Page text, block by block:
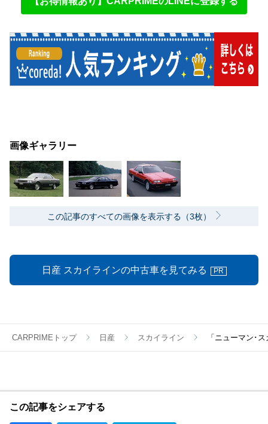
画像ギャラリー
この記事のすべての画像を表示する（3枚）
日産 スカイラインの中古車を見てみる PR
CARPRIMEトップ 日産 スカイライン 「ニューマン･
この記事をシェアする